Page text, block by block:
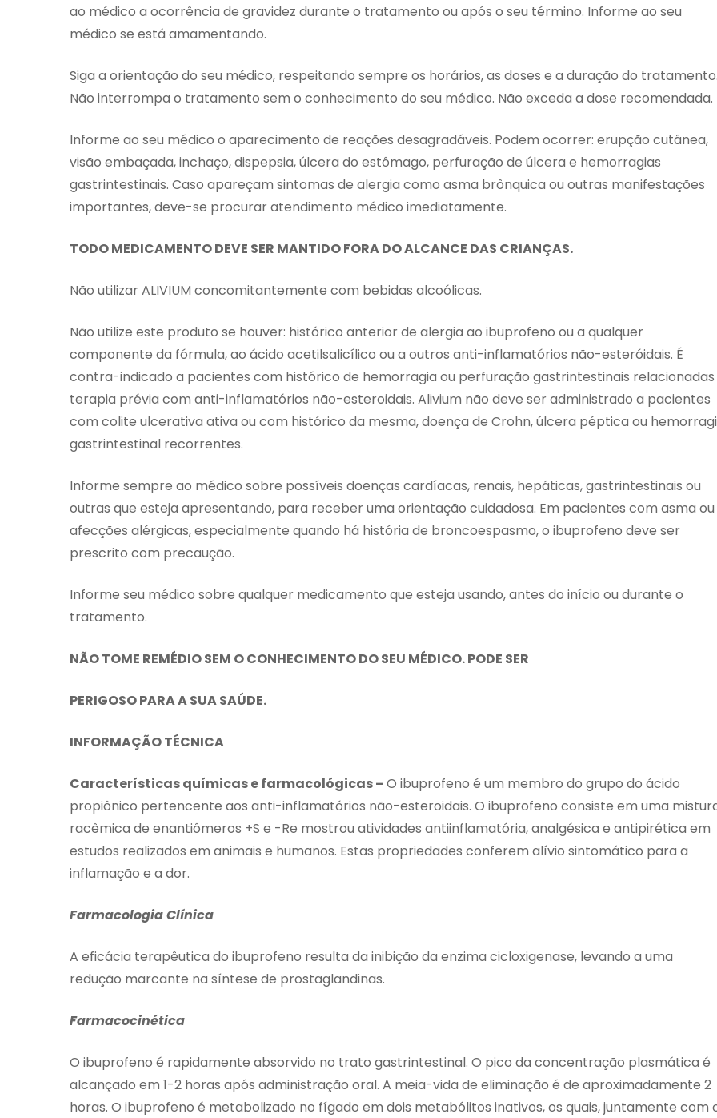
ao médico a ocorrência de gravidez durante o tratamento ou após o seu término. Informe ao seu
médico se está amamentando.
Siga a orientação do seu médico, respeitando sempre os horários, as doses e a duração do tratamento.
Não interrompa o tratamento sem o conhecimento do seu médico. Não exceda a dose recomendada.
Informe ao seu médico o aparecimento de reações desagradáveis. Podem ocorrer: erupção cutânea,
visão embaçada, inchaço, dispepsia, úlcera do estômago, perfuração de úlcera e hemorragias
gastrintestinais. Caso apareçam sintomas de alergia como asma brônquica ou outras manifestações
importantes, deve-se procurar atendimento médico imediatamente.
TODO MEDICAMENTO DEVE SER MANTIDO FORA DO ALCANCE DAS CRIANÇAS.
Não utilizar ALIVIUM concomitantemente com bebidas alcoólicas.
Não utilize este produto se houver: histórico anterior de alergia ao ibuprofeno ou a qualquer
componente da fórmula, ao ácido acetilsalicílico ou a outros anti-inflamatórios não-esteróidais. É
contra-indicado a pacientes com histórico de hemorragia ou perfuração gastrintestinais relacionadas
terapia prévia com anti-inflamatórios não-esteroidais. Alivium não deve ser administrado a pacientes
com colite ulcerativa ativa ou com histórico da mesma, doença de Crohn, úlcera péptica ou
gastrintestinal recorrentes.
Informe sempre ao médico sobre possíveis doenças cardíacas, renais, hepáticas, gastrintestinais ou
outras que esteja apresentando, para receber uma orientação cuidadosa. Em pacientes com asma ou
afecções alérgicas, especialmente quando há história de broncoespasmo, o ibuprofeno deve ser
prescrito com precaução.
Informe seu médico sobre qualquer medicamento que esteja usando, antes do início ou durante o
tratamento.
NÃO TOME REMÉDIO SEM O CONHECIMENTO DO SEU MÉDICO. PODE SER
PERIGOSO PARA A SUA SAÚDE.
INFORMAÇÃO TÉCNICA
Características químicas e farmacológicas –O ibuprofeno é um membro do grupo do ácido
propiônico pertencente aos anti-inflamatórios não-esteroidais. O ibuprofeno consiste em uma
racêmica de enantiômeros +S e -Re mostrou atividades antiinflamatória, analgésica e antipirética em
estudos realizados em animais e humanos. Estas propriedades conferem alívio sintomático para a
inflamação e a dor.
Farmacologia Clínica
A eficácia terapêutica do ibuprofeno resulta da inibição da enzima cicloxigenase, levando a uma
redução marcante na síntese de prostaglandinas.
Farmacocinética
O ibuprofeno é rapidamente absorvido no trato gastrintestinal. O pico da concentração plasmática é
alcançado em 1-2 horas após administração oral. A meia-vida de eliminação é de aproximadamente 2
horas. O ibuprofeno é metabolizado no fígado em dois metabólitos inativos, os quais, juntamente com